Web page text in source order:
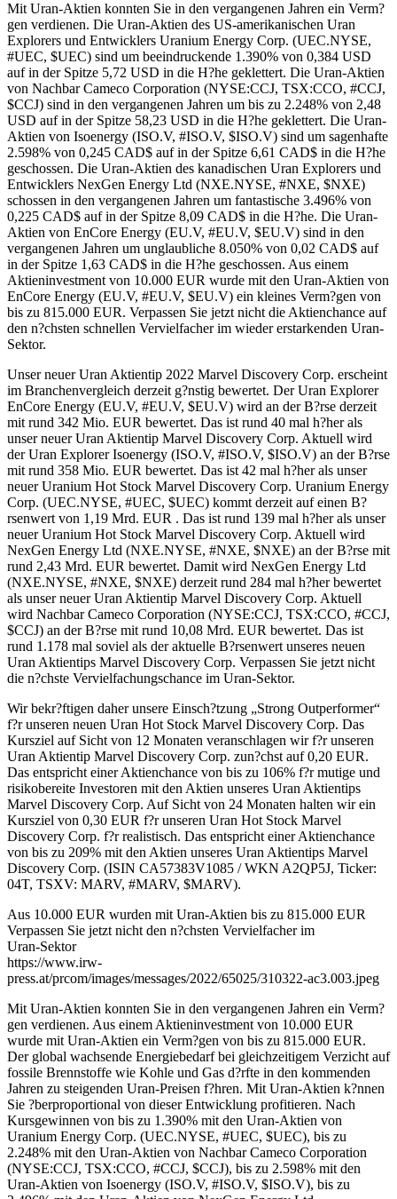
Mit Uran-Aktien konnten Sie in den vergangenen Jahren ein Verm?
gen verdienen. Die Uran-Aktien des US-amerikanischen Uran
Explorers und Entwicklers Uranium Energy Corp. (UEC.NYSE,
#UEC, $UEC) sind um beeindruckende 1.390% von 0,384 USD
auf in der Spitze 5,72 USD in die H?he geklettert. Die Uran-Aktien
von Nachbar Cameco Corporation (NYSE:CCJ, TSX:CCO, #CCJ,
$CCJ) sind in den vergangenen Jahren um bis zu 2.248% von 2,48
USD auf in der Spitze 58,23 USD in die H?he geklettert. Die Uran-
Aktien von Isoenergy (ISO.V, #ISO.V, $ISO.V) sind um sagenhafte
2.598% von 0,245 CAD$ auf in der Spitze 6,61 CAD$ in die H?he
geschossen. Die Uran-Aktien des kanadischen Uran Explorers und
Entwicklers NexGen Energy Ltd (NXE.NYSE, #NXE, $NXE)
schossen in den vergangenen Jahren um fantastische 3.496% von
0,225 CAD$ auf in der Spitze 8,09 CAD$ in die H?he. Die Uran-
Aktien von EnCore Energy (EU.V, #EU.V, $EU.V) sind in den
vergangenen Jahren um unglaubliche 8.050% von 0,02 CAD$ auf
in der Spitze 1,63 CAD$ in die H?he geschossen. Aus einem
Aktieninvestment von 10.000 EUR wurde mit den Uran-Aktien von
EnCore Energy (EU.V, #EU.V, $EU.V) ein kleines Verm?gen von
bis zu 815.000 EUR. Verpassen Sie jetzt nicht die Aktienchance auf
den n?chsten schnellen Vervielfacher im wieder erstarkenden Uran-
Sektor.
Unser neuer Uran Aktientip 2022 Marvel Discovery Corp. erscheint
im Branchenvergleich derzeit g?nstig bewertet. Der Uran Explorer
EnCore Energy (EU.V, #EU.V, $EU.V) wird an der B?rse derzeit
mit rund 342 Mio. EUR bewertet. Das ist rund 40 mal h?her als
unser neuer Uran Aktientip Marvel Discovery Corp. Aktuell wird
der Uran Explorer Isoenergy (ISO.V, #ISO.V, $ISO.V) an der B?rse
mit rund 358 Mio. EUR bewertet. Das ist 42 mal h?her als unser
neuer Uranium Hot Stock Marvel Discovery Corp. Uranium Energy
Corp. (UEC.NYSE, #UEC, $UEC) kommt derzeit auf einen B?
rsenwert von 1,19 Mrd. EUR . Das ist rund 139 mal h?her als unser
neuer Uranium Hot Stock Marvel Discovery Corp. Aktuell wird
NexGen Energy Ltd (NXE.NYSE, #NXE, $NXE) an der B?rse mit
rund 2,43 Mrd. EUR bewertet. Damit wird NexGen Energy Ltd
(NXE.NYSE, #NXE, $NXE) derzeit rund 284 mal h?her bewertet
als unser neuer Uran Aktientip Marvel Discovery Corp. Aktuell
wird Nachbar Cameco Corporation (NYSE:CCJ, TSX:CCO, #CCJ,
$CCJ) an der B?rse mit rund 10,08 Mrd. EUR bewertet. Das ist
rund 1.178 mal soviel als der aktuelle B?rsenwert unseres neuen
Uran Aktientips Marvel Discovery Corp. Verpassen Sie jetzt nicht
die n?chste Vervielfachungschance im Uran-Sektor.
Wir bekr?ftigen daher unsere Einsch?tzung „Strong Outperformer“
f?r unseren neuen Uran Hot Stock Marvel Discovery Corp. Das
Kursziel auf Sicht von 12 Monaten veranschlagen wir f?r unseren
Uran Aktientip Marvel Discovery Corp. zun?chst auf 0,20 EUR.
Das entspricht einer Aktienchance von bis zu 106% f?r mutige und
risikobereite Investoren mit den Aktien unseres Uran Aktientips
Marvel Discovery Corp. Auf Sicht von 24 Monaten halten wir ein
Kursziel von 0,30 EUR f?r unseren Uran Hot Stock Marvel
Discovery Corp. f?r realistisch. Das entspricht einer Aktienchance
von bis zu 209% mit den Aktien unseres Uran Aktientips Marvel
Discovery Corp. (ISIN CA57383V1085 / WKN A2QP5J, Ticker:
04T, TSXV: MARV, #MARV, $MARV).
Aus 10.000 EUR wurden mit Uran-Aktien bis zu 815.000 EUR
Verpassen Sie jetzt nicht den n?chsten Vervielfacher im
Uran-Sektor
https://www.irw-
press.at/prcom/images/messages/2022/65025/310322-ac3.003.jpeg
Mit Uran-Aktien konnten Sie in den vergangenen Jahren ein Verm?
gen verdienen. Aus einem Aktieninvestment von 10.000 EUR
wurde mit Uran-Aktien ein Verm?gen von bis zu 815.000 EUR.
Der global wachsende Energiebedarf bei gleichzeitigem Verzicht auf
fossile Brennstoffe wie Kohle und Gas d?rfte in den kommenden
Jahren zu steigenden Uran-Preisen f?hren. Mit Uran-Aktien k?nnen
Sie ?berproportional von dieser Entwicklung profitieren. Nach
Kursgewinnen von bis zu 1.390% mit den Uran-Aktien von
Uranium Energy Corp. (UEC.NYSE, #UEC, $UEC), bis zu
2.248% mit den Uran-Aktien von Nachbar Cameco Corporation
(NYSE:CCJ, TSX:CCO, #CCJ, $CCJ), bis zu 2.598% mit den
Uran-Aktien von Isoenergy (ISO.V, #ISO.V, $ISO.V), bis zu